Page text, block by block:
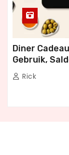
Diner
Gebruik,
Rick